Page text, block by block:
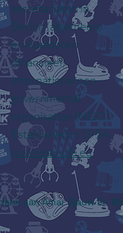
secretariaten in
Berlijn (algemeen)
en Apeldoorn
(financieel)
International non-
governmental
organisation (NGO).
Established in 1954.
www.esu-ufe.eu
aan Amar Sjauw En